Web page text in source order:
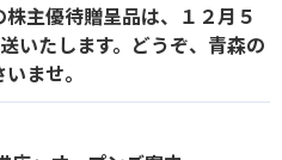
株主優待贈呈品は、１２月５
いたします。どうぞ、青森の
ませ。